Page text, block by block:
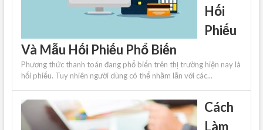
Hối
Phiếu
Và Mẫu Hối Phiếu Phổ Biến
Phương thức thanh toán đang phổ biến trên thị trường hiện nay là
hối phiếu. Tuy nhiên người dùng có thể nhầm lẫn với các...
Cách
Làm